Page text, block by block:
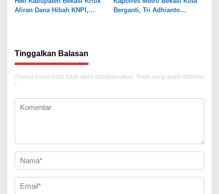
Aliran Dana Hibah KNPI,
Berganti, Tri Adhianto
Tinggalkan Balasan
Alamat email Anda tidak akan dipublikasikan. Ruas yang wajib ditandai
*